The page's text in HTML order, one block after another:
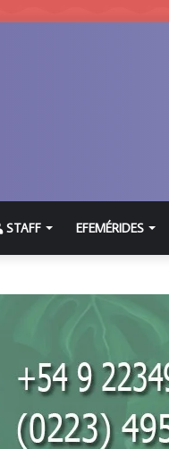
STAFF EFEMÉRIDES